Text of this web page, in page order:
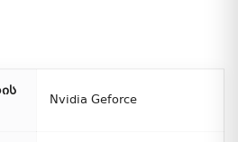
Nvidia Geforce